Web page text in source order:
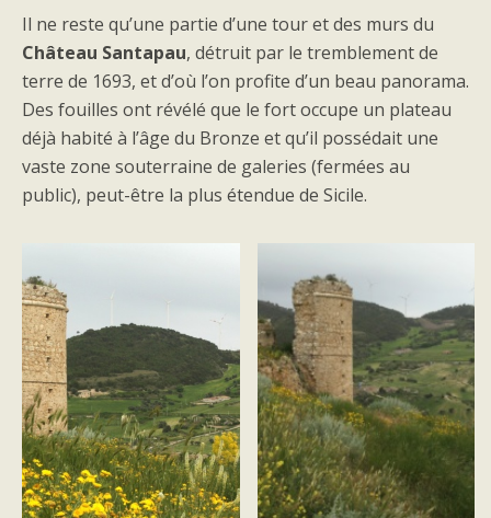
Il ne reste qu’une partie d’une tour et des murs du
Château Santapau, détruit par le tremblement de
terre de 1693, et d’où l’on profite d’un beau panorama.
Des fouilles ont révélé que le fort occupe un plateau
déjà habité à l’âge du Bronze et qu’il possédait une
vaste zone souterraine de galeries (fermées au
public), peut-être la plus étendue de Sicile.